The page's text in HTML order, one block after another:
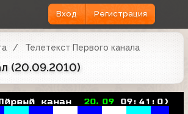
Вход Регистрация
Телетекст Первого канала
(20.09.2010)
канан
20.09 09:41:0)